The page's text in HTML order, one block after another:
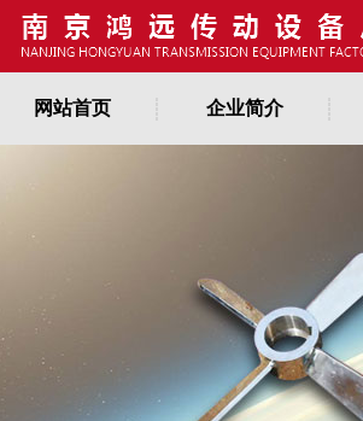
网站首页 企业简介